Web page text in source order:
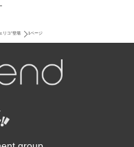
リコ”登場
1ページ